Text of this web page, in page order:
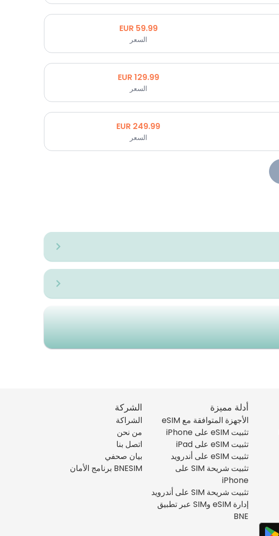
59.99
EUR
السعر
129.99
EUR
السعر
249.99
EUR
السعر
أدلة مميزة
الأجهزة المتوافقة مع eSIM
تثبيت eSIM على iPhone
تثبيت eSIM على iPad
تثبيت eSIM على أندرويد
تثبيت شريحة SIM على
iPhone
تثبيت شريحة SIM على أندرويد
إدارة eSIM وSIM عبر تطبيق
BNE
الشركة
الشراكة
من نحن
اتصل بنا
بيان صحفي
BNESIM برنامج الأمان